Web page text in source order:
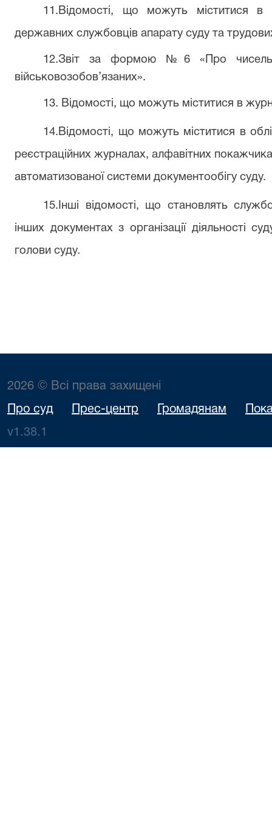
11. Відомості, що можуть міститися в
державних службовців апарату суду та
12.Звіт за формою №6 «Про
військовозобов’язаних».
13. Відомості, що можуть міститися в
14. Відомості, що можуть міститися в
реєстраційних журналах, алфавітних
автоматизованої системи документообігу суду.
15.І нші відомості, що становлять
інших документах з організації діяльності
голови суду.
2026 © Всі права захищені
Про суд Прес-центр Громадянам
v1.38.1